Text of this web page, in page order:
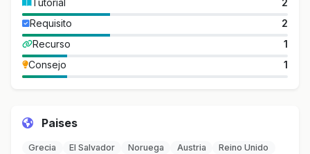
Tutorial
2
Requisito
2
Recurso
1
Consejo
1
Paises
Grecia El Salvador Noruega Austria
Reino Unido